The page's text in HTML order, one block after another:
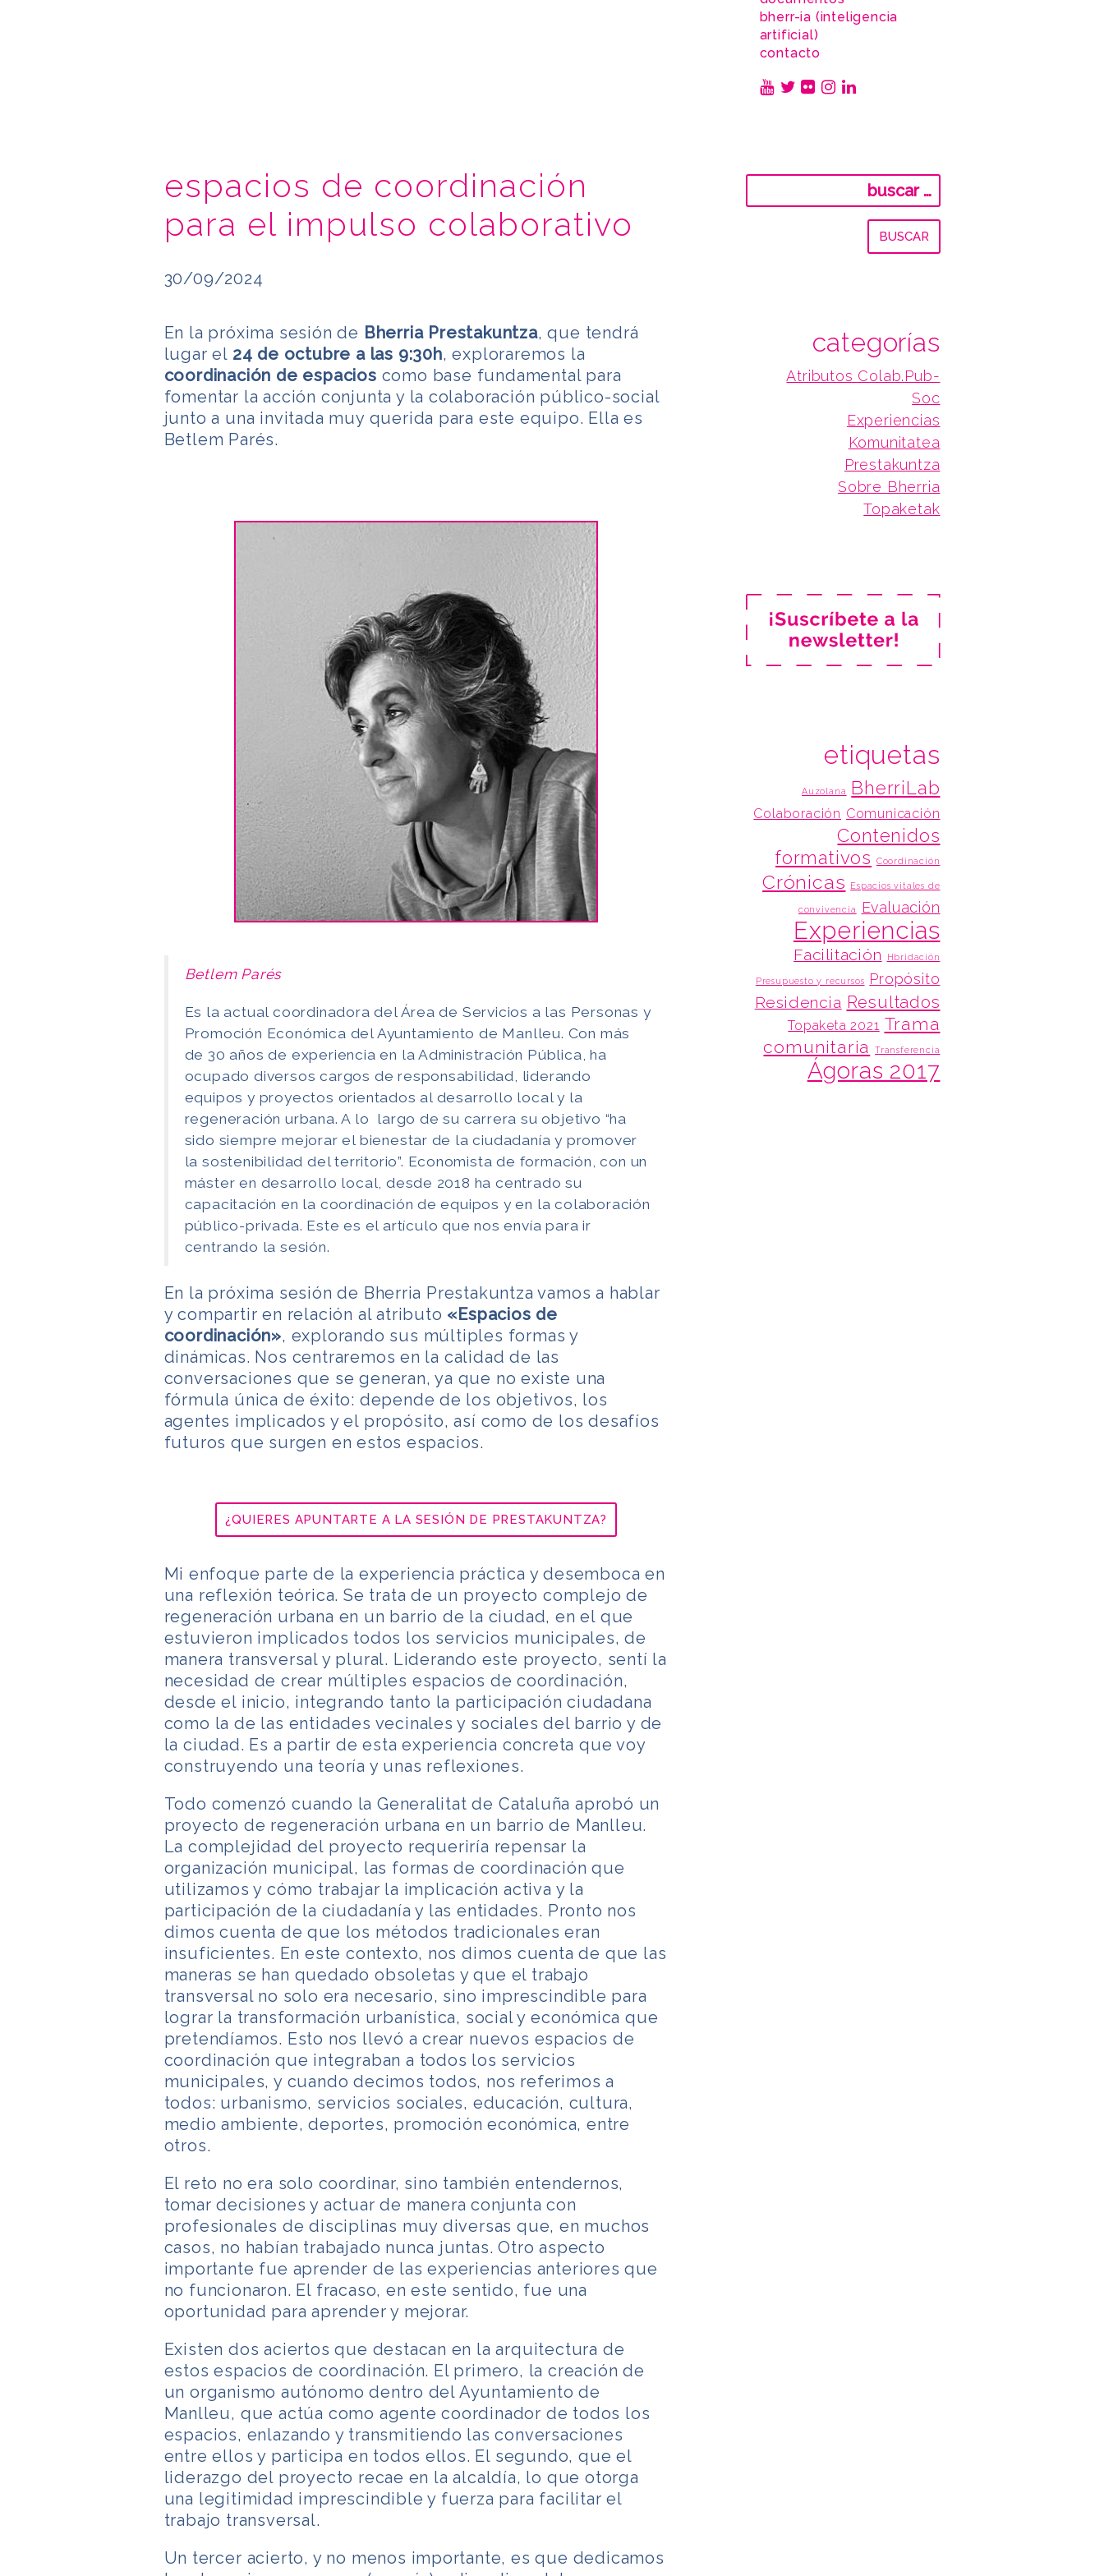
bherr-ia (inteligencia
artificial)
contacto
espacios de coordinación
para el impulso colaborativo
30/09/2024
En la próxima sesión de Bherria Prestakuntza, que tendrá
lugar el 24 de octubre a las 9:30h, exploraremos la
coordinación de espacios como base fundamental para
fomentar la acción conjunta y la colaboración público-social
junto a una invitada muy querida para este equipo. Ella es
Betlem Parés.
Betlem Parés
Es la actual coordinadora del Área de Servicios a las Personas y
Promoción Económica del Ayuntamiento de Manlleu. Con más
de 30 años de experiencia en la Administración Pública, ha
ocupado diversos cargos de responsabilidad, liderando
equipos y proyectos orientados al desarrollo local y la
regeneración urbana. A lo largo de su carrera su objetivo “ha
sido siempre mejorar el bienestar de la ciudadanía y promover
la sostenibilidad del territorio”. Economista de formación, con un
máster en desarrollo local, desde 2018 ha centrado su
capacitación en la coordinación de equipos y en la colaboración
público-privada. Este es el artículo que nos envía para ir
centrando la sesión.
En la próxima sesión de Bherria Prestakuntza vamos a hablar
y compartir en relación al atributo «Espacios de
coordinación», explorando sus múltiples formas y
dinámicas. Nos centraremos en la calidad de las
conversaciones que se generan, ya que no existe una
fórmula única de éxito: depende de los objetivos, los
agentes implicados y el propósito, así como de los desafíos
futuros que surgen en estos espacios.
¿QUIERES APUNTARTE A LA SESIÓN DE PRESTAKUNTZA?
Mi enfoque parte de la experiencia práctica y desemboca en
una reflexión teórica. Se trata de un proyecto complejo de
regeneración urbana en un barrio de la ciudad, en el que
estuvieron implicados todos los servicios municipales, de
manera transversal y plural. Liderando este proyecto, sentí la
necesidad de crear múltiples espacios de coordinación,
desde el inicio, integrando tanto la participación ciudadana
como la de las entidades vecinales y sociales del barrio y de
la ciudad. Es a partir de esta experiencia concreta que voy
construyendo una teoría y unas reflexiones.
Todo comenzó cuando la Generalitat de Cataluña aprobó un
proyecto de regeneración urbana en un barrio de Manlleu.
La complejidad del proyecto requeriría repensar la
organización municipal, las formas de coordinación que
utilizamos y cómo trabajar la implicación activa y la
participación de la ciudadanía y las entidades. Pronto nos
dimos cuenta de que los métodos tradicionales eran
insuficientes. En este contexto, nos dimos cuenta de que las
maneras se han quedado obsoletas y que el trabajo
transversal no solo era necesario, sino imprescindible para
lograr la transformación urbanística, social y económica que
pretendíamos. Esto nos llevó a crear nuevos espacios de
coordinación que integraban a todos los servicios
municipales, y cuando decimos todos, nos referimos a
todos: urbanismo, servicios sociales, educación, cultura,
medio ambiente, deportes, promoción económica, entre
otros.
El reto no era solo coordinar, sino también entendernos,
tomar decisiones y actuar de manera conjunta con
profesionales de disciplinas muy diversas que, en muchos
casos, no habían trabajado nunca juntas. Otro aspecto
importante fue aprender de las experiencias anteriores que
no funcionaron. El fracaso, en este sentido, fue una
oportunidad para aprender y mejorar.
Existen dos aciertos que destacan en la arquitectura de
estos espacios de coordinación. El primero, la creación de
un organismo autónomo dentro del Ayuntamiento de
Manlleu, que actúa como agente coordinador de todos los
espacios, enlazando y transmitiendo las conversaciones
entre ellos y participa en todos ellos. El segundo, que el
liderazgo del proyecto recae en la alcaldía, lo que otorga
una legitimidad imprescindible y fuerza para facilitar el
trabajo transversal.
Un tercer acierto, y no menos importante, es que dedicamos
categorías
Atributos Colab.Pub-
Soc
Experiencias
Komunitatea
Prestakuntza
Sobre Bherria
Topaketak
etiquetas
Auzolana BherriLab
Colaboración Comunicación
Contenidos
formativos
Coordinación
Crónicas Espacios vitales de
convivencia Evaluación
Experiencias
Facilitación Hbridación
Presupuesto y recursos Propósito
Residencia Resultados
Topaketa 2021 Trama
comunitaria
Transferencia
Ágoras 2017